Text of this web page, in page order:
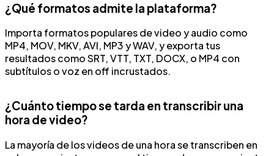
¿Qué formatos admite la plataforma?
Importa formatos populares de video y audio como
MP4, MOV, MKV, AVI, MP3 y WAV, y exporta tus
resultados como SRT, VTT, TXT, DOCX, o MP4 con
subtítulos o voz en off incrustados.
¿Cuánto tiempo se tarda en transcribir una
hora de video?
La mayoría de los videos de una hora se transcriben en